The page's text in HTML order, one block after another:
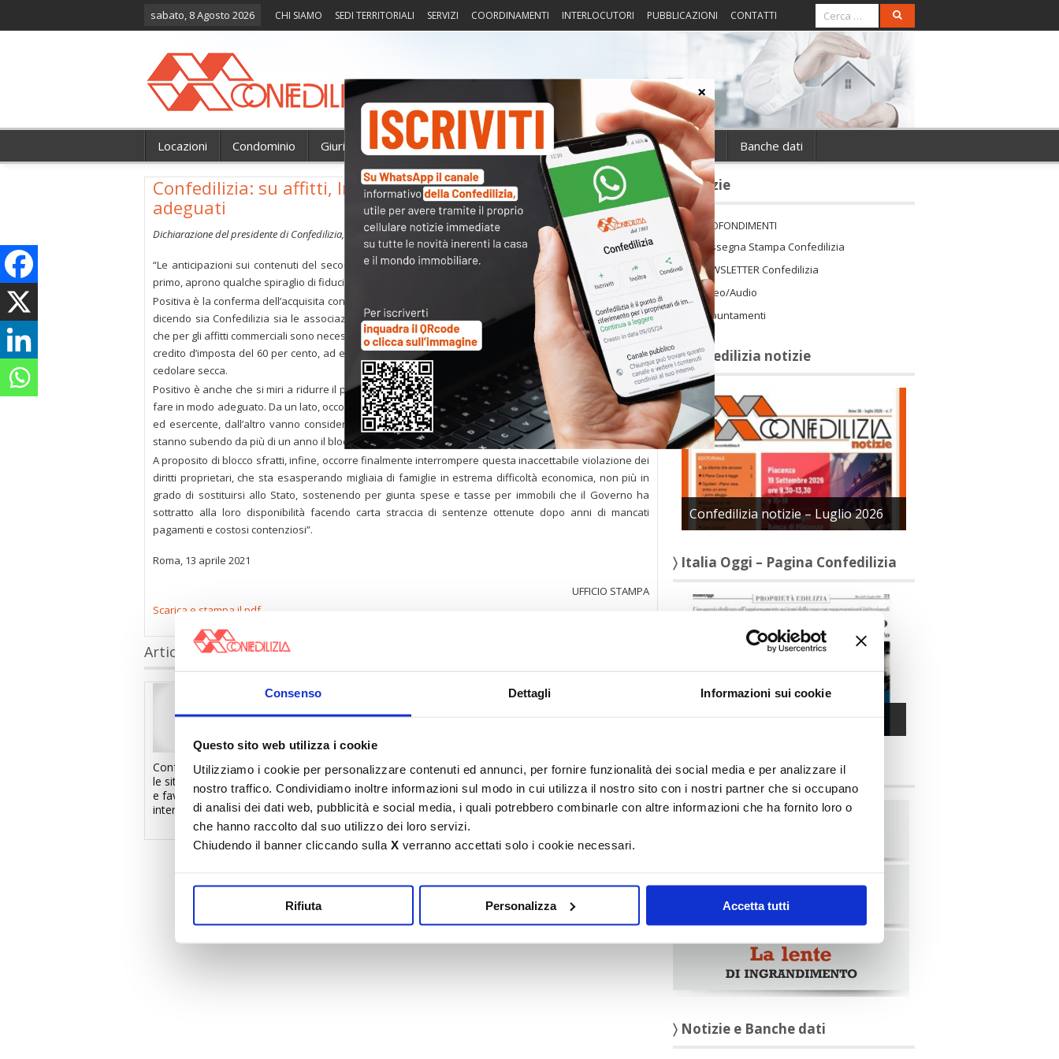
Consenso Dettagli Informazioni sui cookie
Questo sito web utilizza i cookie
Utilizziamo i cookie per personalizzare contenuti ed annunci, per fornire funzionalità dei social media e per analizzare il
nostro traffico. Condividiamo inoltre informazioni sul modo in cui utilizza il nostro sito con i nostri partner che si occupano
di analisi dei dati web, pubblicità e social media, i quali potrebbero combinarle con altre informazioni che ha fornito loro o
che hanno raccolto dal suo utilizzo dei loro servizi.
Chiudendo il banner cliccando sulla X verranno accettati solo i cookie necessari.
Rifiuta Personalizza Accetta tutti
sabato, 8 Agosto 2026 CHI SIAMO SEDI TERRITORIALI SERVIZI COORDINAMENTI INTERLOCUTORI PUBBLICAZIONI CONTATTI
Locazioni Condominio Giurisprudenza Fisco Portierato Intorno alla casa Notizie Banche dati
Confedilizia: su affitti, Imu e sfratti servono interventi
adeguati
Dichiarazione del presidente di Confedilizia, Giorgio Spaziani Testa
“Le anticipazioni sui contenuti del secondo decreto ‘Sostegni’, e di previste correzioni parlamentari al
primo, aprono qualche spiraglio di fiducia ma lasciano irrisolti alcuni nodi cruciali.
Positiva è la conferma dell’acquisita consapevolezza, da parte del Governo, di quanto da tempo vanno
dicendo sia Confedilizia sia le associazioni del commercio, dell’artigianato e della ristorazione: e cioè
che per gli affitti commerciali sono necessari sostegni e incentivi. Bene, quindi, che si pensi a rinnovare il
credito d’imposta del 60 per cento, ad eliminare la tassazione dei canoni non riscossi e a introdurre la
cedolare secca.
Positivo è anche che si miri a ridurre il peso dell’Imu per alcuni soggetti, ma si tratta di un intervento da
fare in modo adeguato. Da un lato, occorre superare l’assurda regola della coincidenza fra proprietario
ed esercente, dall’altro vanno considerati i tanti proprietari dimenticati finora, a partire da quelli che
stanno subendo da più di un anno il blocco degli sfratti.
A proposito di blocco sfratti, infine, occorre finalmente interrompere questa inaccettabile violazione dei
diritti proprietari, che sta esasperando migliaia di famiglie in estrema difficoltà economica, non più in
grado di sostituirsi allo Stato, sostenendo per giunta spese e tasse per immobili che il Governo ha
sottratto alla loro disponibilità facendo carta straccia di sentenze ottenute dopo anni di mancati
pagamenti e costosi contenziosi”.
Roma, 13 aprile 2021
UFFICIO STAMPA
Scarica e stampa il pdf
Articoli collegati
Confedilizia: tutelare
le situazioni pendenti
e favorire gli
interventi antisismici
Confedilizia: direttiva
“case green”
dannosa anche per
gli affitti
Case green,
Confedilizia: esito
voto scontato, ma
Governo può ancora
intervenire
Confedilizia, incontro
con il Viceministro
Leo
〉 Notizie
APPROFONDIMENTI
Rassegna Stampa Confedilizia
NEWSLETTER Confedilizia
Video/Audio
Appuntamenti
〉 Confedilizia notizie
Confedilizia notizie – Luglio 2026
〉 Italia Oggi – Pagina Confedilizia
〉 Rubriche
〉 Notizie e Banche dati